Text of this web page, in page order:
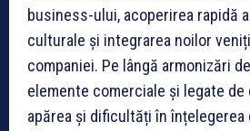
business-ului, acoperirea rapidă
culturale și integrarea noilor
companiei. Pe lângă armonizări
elemente comerciale și legate
apărea și dificultăți în